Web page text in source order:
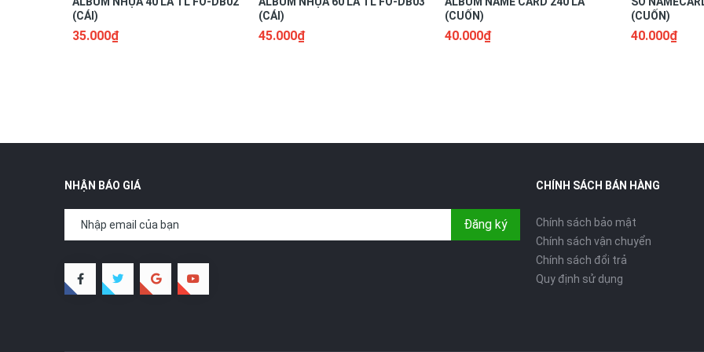
(CÁI)
35.000₫
(CÁI)
45.000₫
(CUỐN)
40.000₫
(CUỐN)
40.000₫
NHẬN BÁO GIÁ
Đăng ký
CHÍNH SÁCH BÁN HÀNG
Chính sách bảo mật
Chính sách vận chuyển
Chính sách đổi trả
Quy định sử dụng